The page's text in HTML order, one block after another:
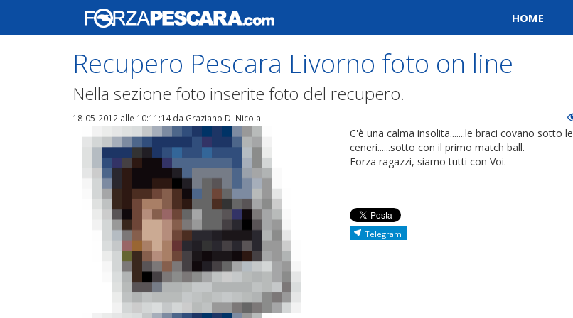
HOME
Recupero Pescara Livorno foto on line
Nella sezione foto inserite foto del recupero.
18-05-2012 alle 10:11:14da Graziano Di Nicola
C'è una calma insolita.......le braci covano sotto le
ceneri......sotto con il primo match ball.
Forza ragazzi, siamo tutti con Voi.
Telegram